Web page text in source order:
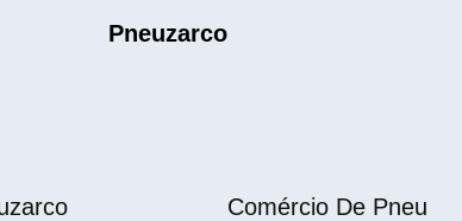
Pneuzarco
Comércio De Pneu